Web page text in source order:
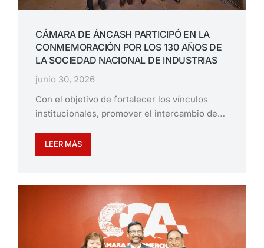
CÁMARA DE ÁNCASH PARTICIPÓ EN LA
CONMEMORACIÓN POR LOS 130 AÑOS DE
LA SOCIEDAD NACIONAL DE INDUSTRIAS
junio 30, 2026
Con el objetivo de fortalecer los vínculos
institucionales, promover el intercambio de…
LEER MÁS